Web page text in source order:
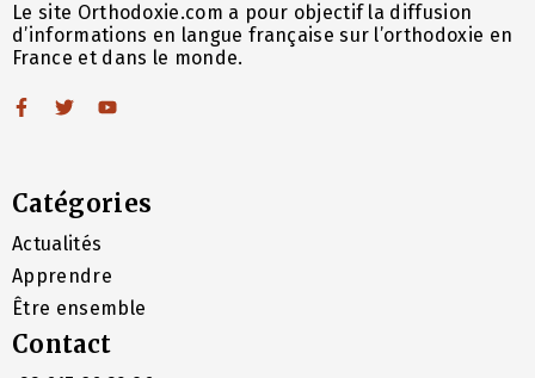
Le site Orthodoxie.com a pour objectif la diffusion
d’informations en langue française sur l’orthodoxie en
France et dans le monde.
Catégories
Actualités
Apprendre
Être ensemble
Contact